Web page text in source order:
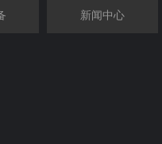
新闻中心